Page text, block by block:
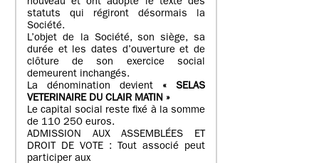
nouveau et ont adopté le texte des
statuts qui régiront désormais la
Société.
L’objet de la Société, son siège, sa
durée et les dates d’ouverture et de
clôture de son exercice social
demeurent inchangés.
La dénomination devient « SELAS
VETERINAIRE DU CLAIR MATIN »
Le capital social reste fixé à la somme
de 110 250 euros.
ADMISSION AUX ASSEMBLÉES ET
DROIT DE VOTE : Tout associé peut
participer aux